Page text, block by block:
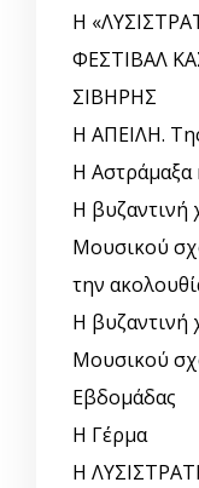
Η
ΦΕΣΤΙΒΑΛ
ΣΙΒΗΡΗΣ
Η ΑΠΕΙΛΗ.
Η Αστράμαξα
Η βυζαντινή
Μουσικού
την
Η βυζαντινή
Μουσικού
Εβδομάδας
Η Γέρμα
Η